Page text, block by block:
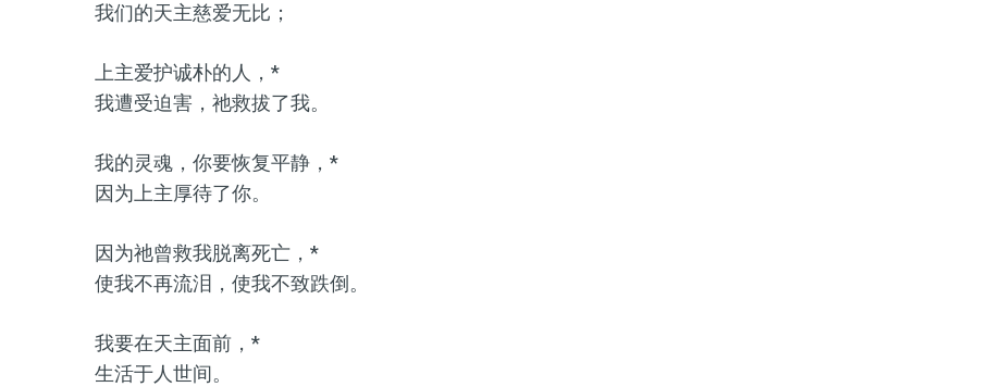
我们的天主慈爱无比；
上主爱护诚朴的人，*
我遭受迫害，祂救拔了我。
我的灵魂，你要恢复平静，*
因为上主厚待了你。
因为祂曾救我脱离死亡，*
使我不再流泪，使我不致跌倒。
我要在天主面前，*
生活于人世间。